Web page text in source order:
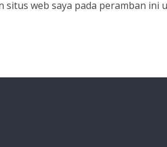
situs web saya pada peramban